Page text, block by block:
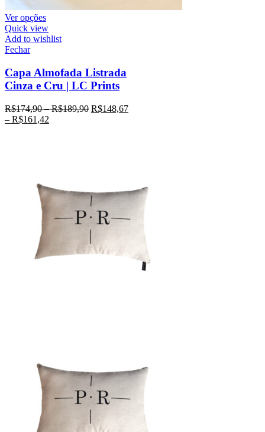
Ver opções
Quick view
Add to wishlist
Fechar
Capa Almofada Listrada
Cinza e Cru | LC Prints
R$174,90–R$189,90 R$148,67
– R$161,42